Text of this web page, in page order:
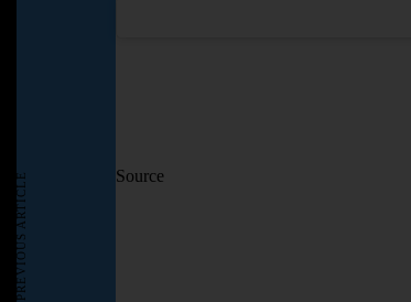
Source
PREVIOUS ARTICLE